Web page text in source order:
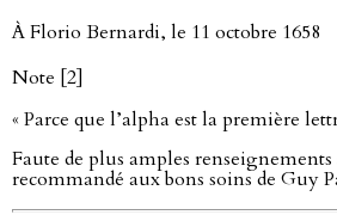
À Florio Bernardi, le 11 octobre 1658
Note [2]
« Parce que l’alpha est la première
Faute de plus amples
recommandé aux bons soins de Guy